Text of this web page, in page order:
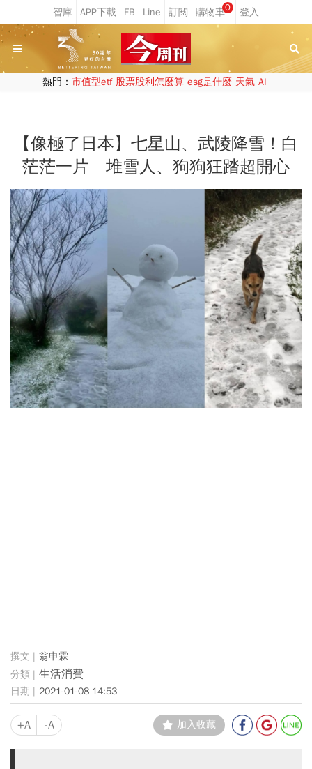
0
熱門： 市值型etf 股票股利怎麼算 esg是什麼 天氣 AI
【像極了日本】七星山、武陵降雪！白
茫茫一片 堆雪人、狗狗狂踏超開心
翁申霖
生活消費
2021-01-08 14:53
+A -A 加入收藏